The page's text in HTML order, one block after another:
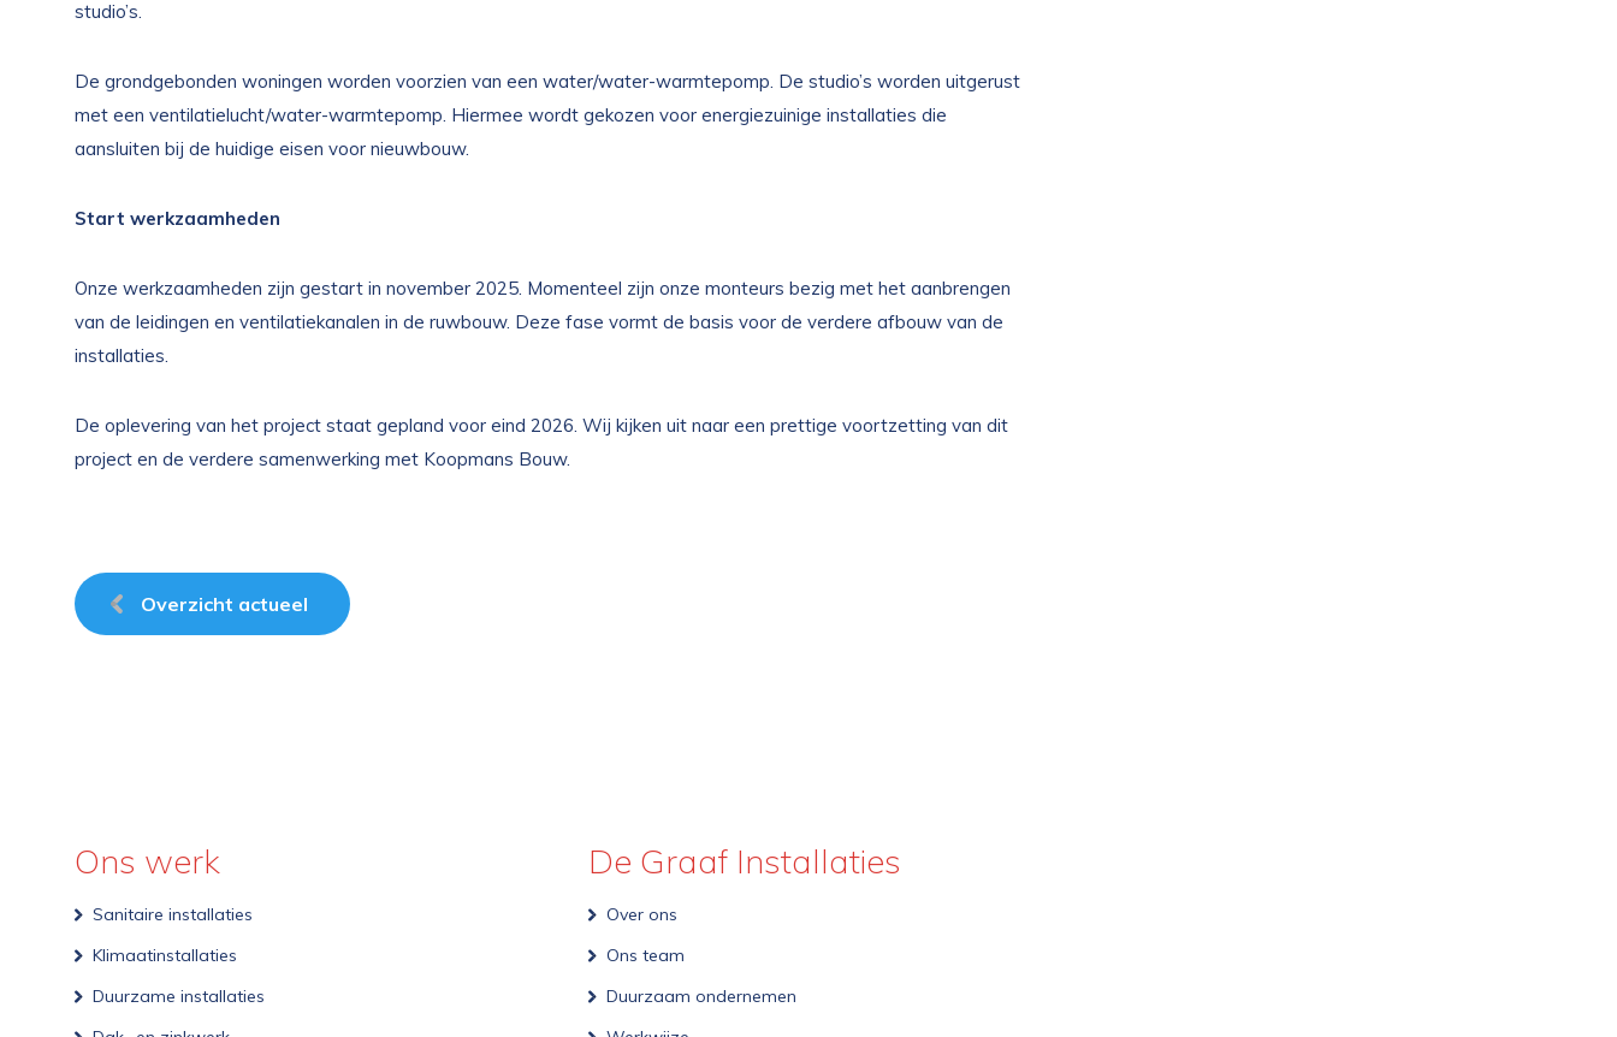
studio’s.
De grondgebonden woningen worden voorzien van een water/water-warmtepomp. De studio’s worden uitgerust
met een ventilatielucht/water-warmtepomp. Hiermee wordt gekozen voor energiezuinige installaties die
aansluiten bij de huidige eisen voor nieuwbouw.
Start werkzaamheden
Onze werkzaamheden zijn gestart in november 2025. Momenteel zijn onze monteurs bezig met het aanbrengen
van de leidingen en ventilatiekanalen in de ruwbouw. Deze fase vormt de basis voor de verdere afbouw van de
installaties.
De oplevering van het project staat gepland voor eind 2026. Wij kijken uit naar een prettige voortzetting van dit
project en de verdere samenwerking met Koopmans Bouw.
Overzicht actueel
Ons werk
Sanitaire installaties
Klimaatinstallaties
Duurzame installaties
De Graaf Installaties
Over ons
Ons team
Duurzaam ondernemen